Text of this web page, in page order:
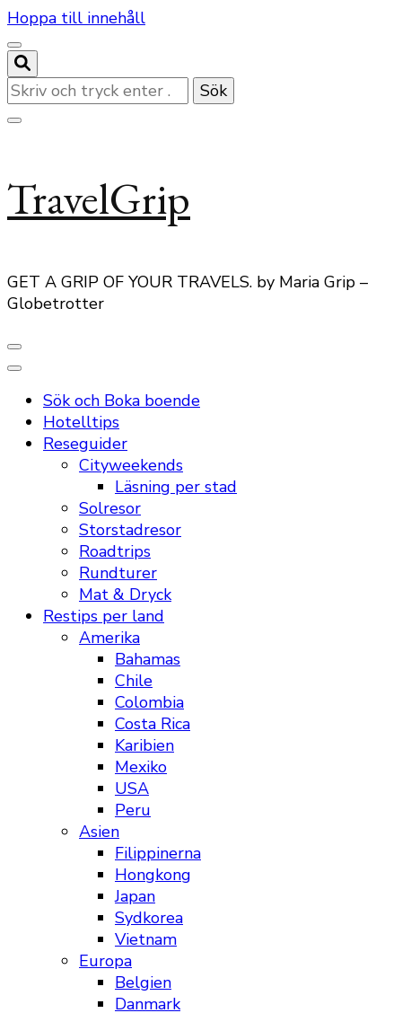
Hoppa till innehåll
Letar
du
efter
TravelGrip
GET A GRIP OF YOUR TRAVELS. by Maria Grip –
Globetrotter
Sök och Boka boende
Hotelltips
Reseguider
Cityweekends
Läsning per stad
Solresor
Storstadresor
Roadtrips
Rundturer
Mat & Dryck
Restips per land
Amerika
Bahamas
Chile
Colombia
Costa Rica
Karibien
Mexiko
USA
Peru
Asien
Filippinerna
Hongkong
Japan
Sydkorea
Vietnam
Europa
Belgien
Danmark